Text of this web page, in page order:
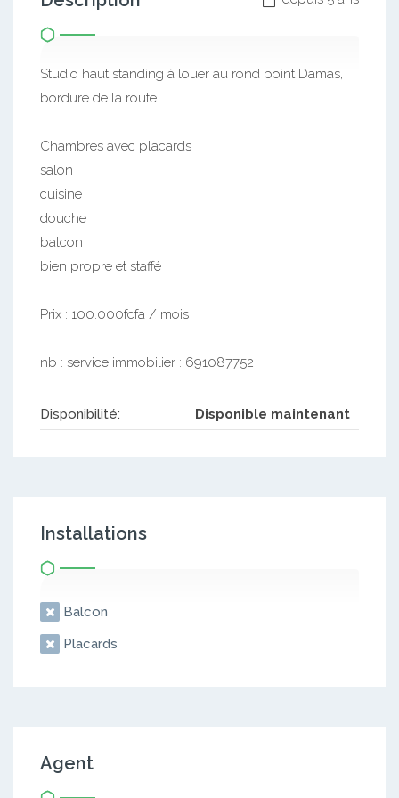
Studio haut standing à louer au rond point Damas,
bordure de la route.
Chambres avec placards
salon
cuisine
douche
balcon
bien propre et staffé
Prix : 100.000fcfa / mois
nb : service immobilier : 691087752
Disponibilité: Disponible maintenant
Installations
Balcon
Placards
Agent